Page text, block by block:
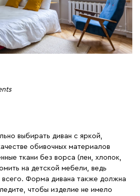
выбирать диван с яркой,
обивочных материалов
ткани без ворса (лен, хлопок,
на детской мебели, ведь
всего. Форма дивана также должна
чтобы изделие не имело